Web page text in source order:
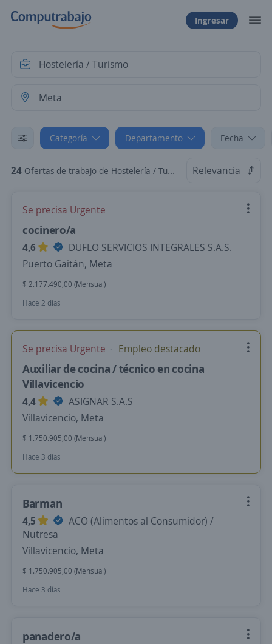
Ingresar
Categoría Departamento Fecha
24 Ofertas de trabajo de Hostelería / Turismo en Meta Relevancia
Se precisa Urgente
cocinero/a
4,6
DUFLO SERVICIOS INTEGRALES S.A.S.
Puerto Gaitán, Meta
$ 2.177.490,00 (Mensual)
Hace 2 días
Se precisa Urgente Empleo destacado
Auxiliar de cocina / técnico en cocina
Villavicencio
4,4
ASIGNAR S.A.S
Villavicencio, Meta
$ 1.750.905,00 (Mensual)
Hace 3 días
Barman
4,5
ACO (Alimentos al Consumidor) /
Nutresa
Villavicencio, Meta
$ 1.750.905,00 (Mensual)
Hace 3 días
panadero/a